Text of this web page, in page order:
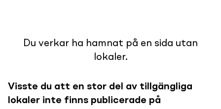
Du verkar ha hamnat på en sida utan
lokaler.
Visste du att en stor del av tillgängliga
lokaler inte finns publicerade på